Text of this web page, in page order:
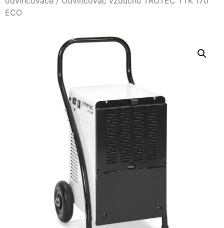
ECO
Nevyhnutné
Tieto súbory
cookie nie sú
voliteľné. Sú
potrebné pre
fungovanie
webovej
Štatistiky
Aby sme